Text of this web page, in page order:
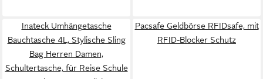
Inateck Umhängetasche
Bauchtasche 4L, Stylische Sling
Bag Herren Damen,
Schultertasche, für Reise Schule
Pacsafe Geldbörse RFIDsafe, mit
RFID-Blocker Schutz